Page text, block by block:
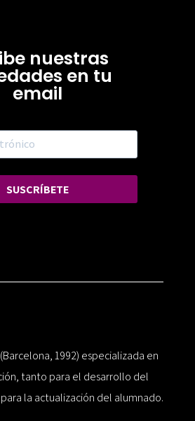
nuestras
en tu
email
SUSCRÍBETE
1992) especializada en
tanto para el desarrollo del
la actualización del alumnado.